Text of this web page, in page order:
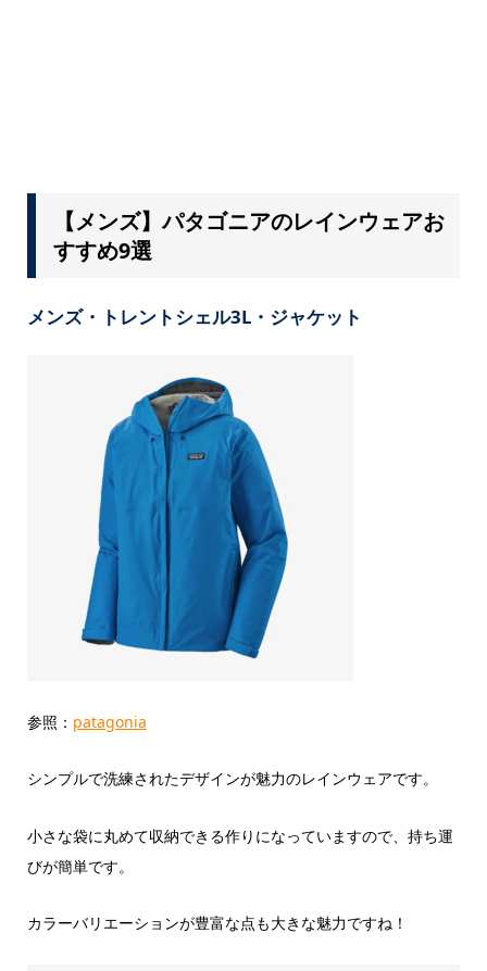
【メンズ】パタゴニアのレインウェアお
すすめ9選
メンズ・トレントシェル3L・ジャケット
参照： patagonia
シンプルで洗練されたデザインが魅力のレインウェアです。
小さな袋に丸めて収納できる作りになっていますので、持ち運
びが簡単です。
カラーバリエーションが豊富な点も大きな魅力ですね！